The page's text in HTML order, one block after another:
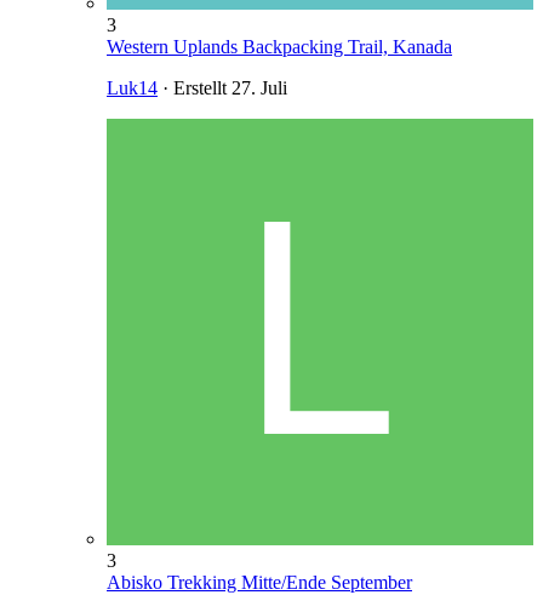
3
Western Uplands Backpacking Trail, Kanada
Luk14 · Erstellt27. Juli
3
Abisko Trekking Mitte/Ende September